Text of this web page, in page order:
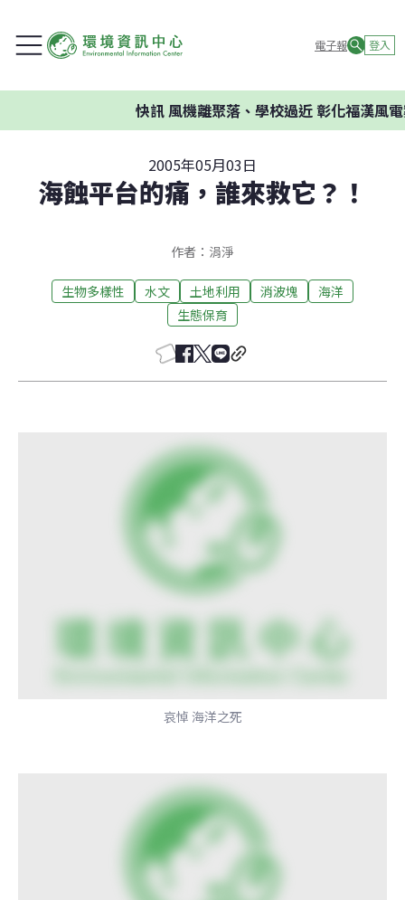
電子報 登入
快訊風機離聚落、學校過近 彰化福漢風電
2005年05月03日
海蝕平台的痛，誰來救它？！
作者：涓淨
生物多樣性 水文 土地利用 消波塊
海洋
生態保育
哀悼 海洋之死